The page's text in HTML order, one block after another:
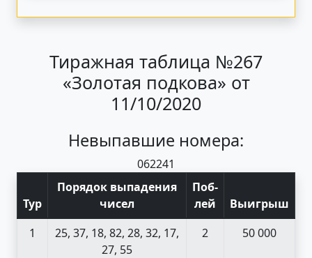
Тиражная таблица №267
«Золотая подкова» от
11/10/2020
Невыпавшие номера:
062241
Тур
Порядок выпадения
чисел
Поб-
лей
Выигрыш
1
25, 37, 18, 82, 28, 32, 17,
27, 55
2 50 000